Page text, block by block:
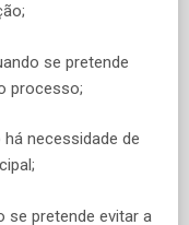
se pretende
processo;
necessidade de
se pretende evitar a